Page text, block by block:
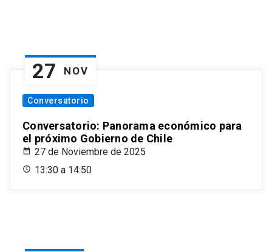
27 NOV
Conversatorio
Conversatorio: Panorama económico para
el próximo Gobierno de Chile
27 de Noviembre de 2025
13:30 a 14:50